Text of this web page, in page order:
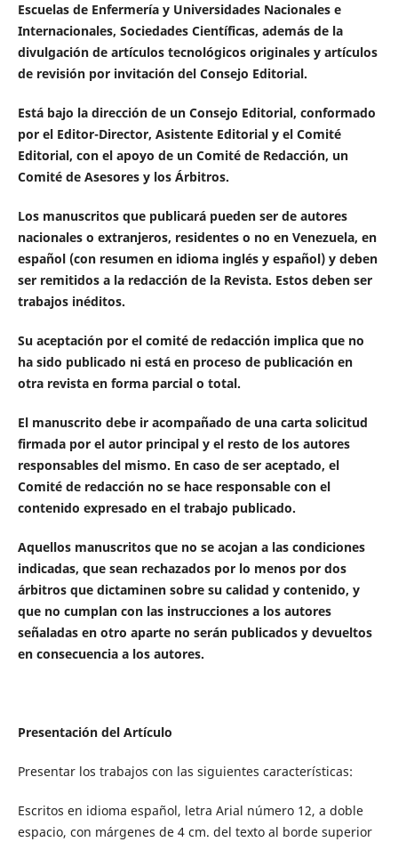
Escuelas de Enfermería y Universidades Nacionales e
Internacionales, Sociedades Científicas, además de la
divulgación de artículos tecnológicos originales y artículos
de revisión por invitación del Consejo Editorial.
Está bajo la dirección de un Consejo Editorial, conformado
por el Editor-Director, Asistente Editorial y el Comité
Editorial, con el apoyo de un Comité de Redacción, un
Comité de Asesores y los Árbitros.
Los manuscritos que publicará pueden ser de autores
nacionales o extranjeros, residentes o no en Venezuela, en
español (con resumen en idioma inglés y español) y deben
ser remitidos a la redacción de la Revista. Estos deben ser
trabajos inéditos.
Su aceptación por el comité de redacción implica que no
ha sido publicado ni está en proceso de publicación en
otra revista en forma parcial o total.
El manuscrito debe ir acompañado de una carta solicitud
firmada por el autor principal y el resto de los autores
responsables del mismo. En caso de ser aceptado, el
Comité de redacción no se hace responsable con el
contenido expresado en el trabajo publicado.
Aquellos manuscritos que no se acojan a las condiciones
indicadas, que sean rechazados por lo menos por dos
árbitros que dictaminen sobre su calidad y contenido, y
que no cumplan con las instrucciones a los autores
señaladas en otro aparte no serán publicados y devueltos
en consecuencia a los autores.
Presentación del Artículo
Presentar los trabajos con las siguientes características:
Escritos en idioma español, letra Arial número 12, a doble
espacio, con márgenes de 4 cm. del texto al borde superior